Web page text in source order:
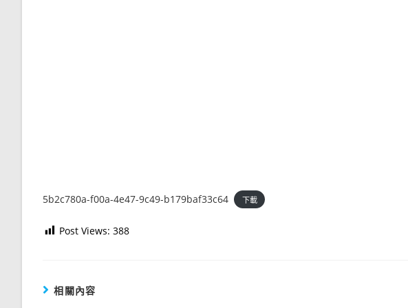
5b2c780a-f00a-4e47-9c49-b179baf33c64 下載
Post Views: 388
相關內容